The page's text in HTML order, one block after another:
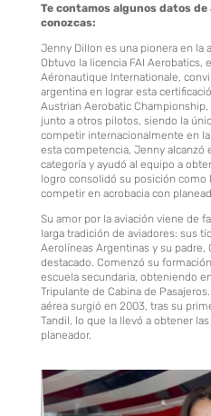
Te contamos algunos datos
conozcas:
Jenny Dillon es una pionera en la
Obtuvo la licencia FAI Aerobatics,
Aéronautique Internationale,
argentina en lograr esta
Austrian Aerobatic
junto a otros pilotos, siendo la
competir internacionalmente en
esta competencia, Jenny alcanzó
categoría y ayudó al equipo a
logro consolidó su posición como
competir en acrobacia con
Su amor por la aviación viene de
larga tradición de aviadores: sus
Aerolíneas Argentinas y su padre,
destacado. Comenzó su
escuela secundaria, obteniendo
Tripulante de Cabina de
aérea surgió en 2003, tras su
Tandil, lo que la llevó a obtener
planeador.